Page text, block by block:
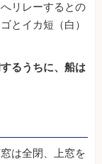
リレーするとの
とイカ短（白）
るうちに、船は
は全閉、上窓を